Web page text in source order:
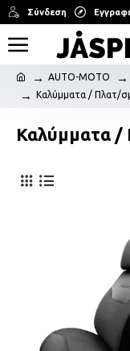
Σύνδεση
AUTO-MOTO
Καλύμματα / Πλατ/
Καλύμματα /